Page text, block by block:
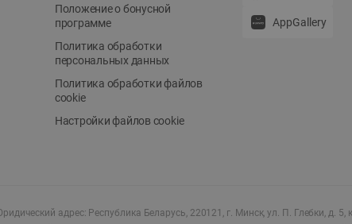
Положение о бонусной
программе
Политика обработки
персональных данных
Политика обработки файлов
cookie
Настройки файлов cookie
AppGallery
адрес: Республика Беларусь, 220121, г. Минск, ул. П. Глебки, д. 5,